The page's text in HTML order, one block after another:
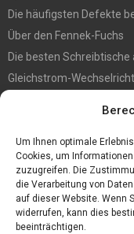
Um Ihnen optimale
Cookies, um
zuzugreifen. Die
die Verarbeitung von
auf dieser Website. Wenn
widerrufen, kann dies
beeinträchtigen.
Die häufigsten Defekte
Über den Fennek-Fuchs
Die besten Schreibtische
Gleichstrom-
Befall vorbeugen? So
Ein Convoi